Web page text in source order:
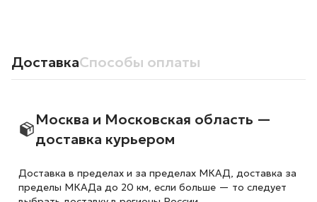
ДоставкаСпособы оплаты
Москва и Московская область —
доставка курьером
Доставка в пределах и за пределах МКАД, доставка за
пределы МКАДа до 20 км, если больше — то следует